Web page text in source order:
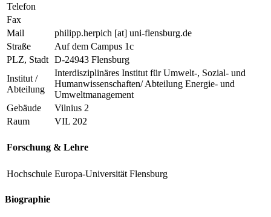
Telefon
Fax
Mail
philipp.herpich [at] uni-flensburg.de
Straße
Auf dem Campus 1c
PLZ, Stadt D-24943 Flensburg
Institut /
Abteilung
Interdisziplinäres Institut für Umwelt-, Sozial- und
Humanwissenschaften/ Abteilung Energie- und
Umweltmanagement
Gebäude
Vilnius 2
Raum
VIL 202
Forschung & Lehre
Hochschule Europa-Universität Flensburg
Biographie